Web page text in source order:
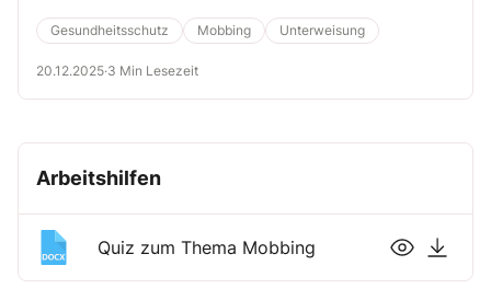
Gesundheitsschutz
Mobbing Unterweisung
20.12.2025·3 Min Lesezeit
Arbeitshilfen
Quiz zum Thema Mobbing